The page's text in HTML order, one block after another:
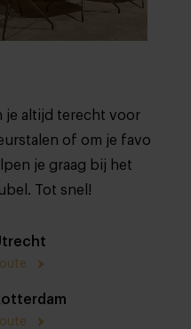
je altijd terecht voor
of om je favo
je graag bij het
Tot snel!